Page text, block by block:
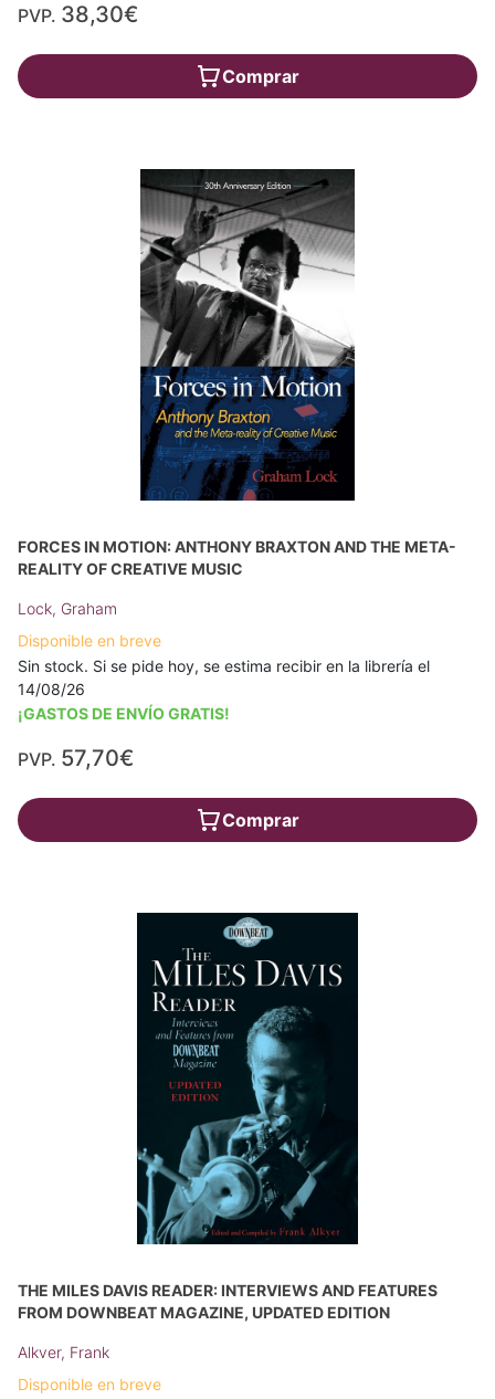
PVP. 38,30€
Comprar
FORCES IN MOTION: ANTHONY BRAXTON AND THE META-
REALITY OF CREATIVE MUSIC
Lock, Graham
Disponible en breve
Sin stock. Si se pide hoy, se estima recibir en la librería el
14/08/26
¡GASTOS DE ENVÍO GRATIS!
PVP. 57,70€
Comprar
THE MILES DAVIS READER: INTERVIEWS AND FEATURES
FROM DOWNBEAT MAGAZINE, UPDATED EDITION
Alkver, Frank
Disponible en breve